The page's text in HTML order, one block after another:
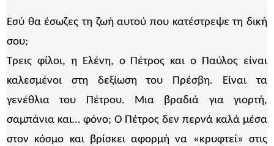
Εσύ θα έσωζες τη ζωή αυτού που κατέστρεψε τη δική
σου;
Τρεις φίλοι, η Ελένη, ο Πέτρος και ο Παύλος είναι
καλεσμένοι στη δεξίωση του Πρέσβη. Είναι τα
γενέθλια του Πέτρου. Μια βραδιά για γιορτή,
σαμπάνια και… φόνο; Ο Πέτρος δεν περνά καλά μέσα
στον κόσμο και βρίσκει αφορμή να «κρυφτεί» στις